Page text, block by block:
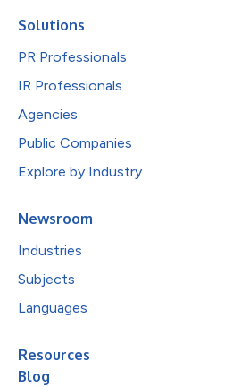
Solutions
PR Professionals
IR Professionals
Agencies
Public Companies
Explore by Industry
Newsroom
Industries
Subjects
Languages
Resources
Blog